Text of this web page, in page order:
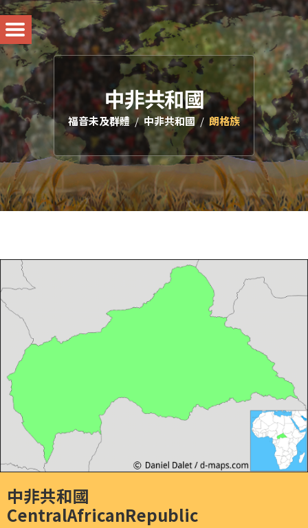
中非共和國
福音未及群體 中非共和國 朗格族
中非共和國
CentralAfricanRepublic